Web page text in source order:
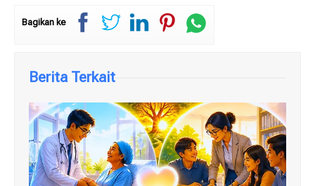
Bagikan ke
Berita Terkait